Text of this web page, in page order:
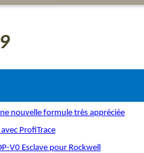
nouvelle formule très appréciée
ProfiTrace
V0 Esclave pour Rockwell